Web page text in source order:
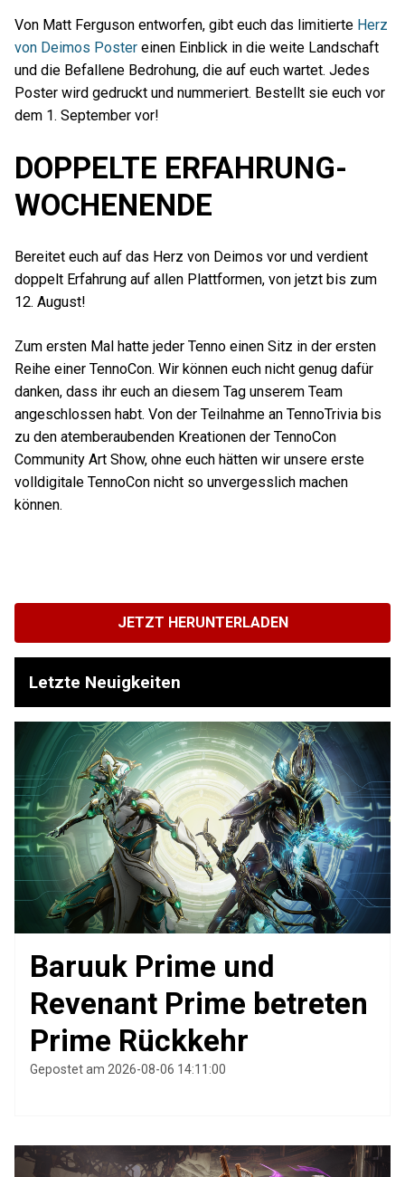
Von Matt Ferguson entworfen, gibt euch das limitierte Herz
von Deimos Poster einen Einblick in die weite Landschaft
und die Befallene Bedrohung, die auf euch wartet. Jedes
Poster wird gedruckt und nummeriert. Bestellt sie euch vor
dem 1. September vor!
DOPPELTE ERFAHRUNG-
WOCHENENDE
Bereitet euch auf das Herz von Deimos vor und verdient
doppelt Erfahrung auf allen Plattformen, von jetzt bis zum
12. August!
Zum ersten Mal hatte jeder Tenno einen Sitz in der ersten
Reihe einer TennoCon. Wir können euch nicht genug dafür
danken, dass ihr euch an diesem Tag unserem Team
angeschlossen habt. Von der Teilnahme an TennoTrivia bis
zu den atemberaubenden Kreationen der TennoCon
Community Art Show, ohne euch hätten wir unsere erste
volldigitale TennoCon nicht so unvergesslich machen
können.
JETZT HERUNTERLADEN
Letzte Neuigkeiten
Baruuk Prime und
Revenant Prime betreten
Prime Rückkehr
Gepostet am 2026-08-06 14:11:00